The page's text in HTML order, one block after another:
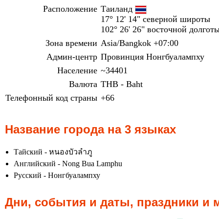
Расположение Таиланд
17° 12' 14" северной широты
102° 26' 26" восточной
Зона времени Asia/Bangkok +07:00
Админ-центр Провинция Нонгбуалампху
Население ~34401
Валюта THB - Baht
Телефонный код страны +66
Название города на 3 языках
Тайский - หนองบัวลำภู
Английский - Nong Bua Lamphu
Русский - Нонгбуалампху
Дни, события и даты, праздники и